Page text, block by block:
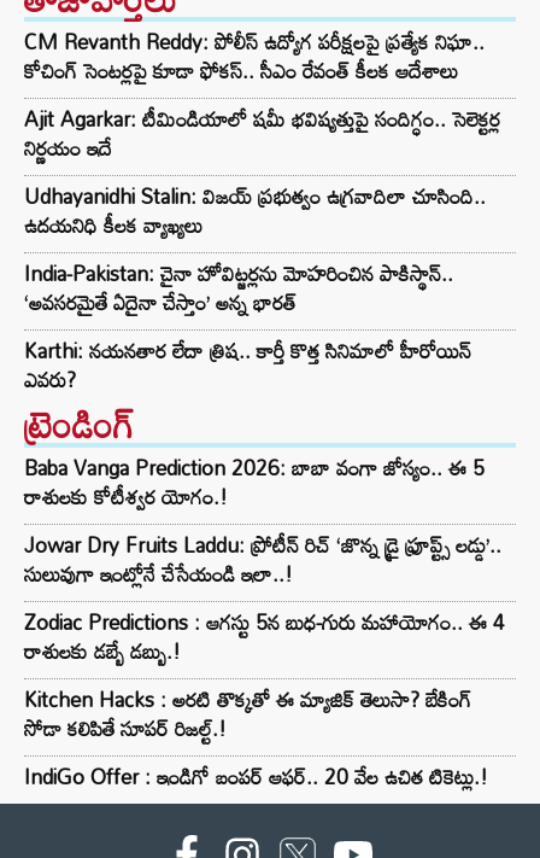
CM Revanth Reddy: పోలీస్ ఉద్యోగ పరీక్షలపై ప్రత్యేక నిఘా..
కోచింగ్ సెంటర్లపై కూడా ఫోకస్.. సీఎం రేవంత్ కీలక ఆదేశాలు
Ajit Agarkar: టీమిండియాలో షమీ భవిష్యత్తుపై సందిగ్ధం.. సెలెక్టర్ల
నిర్ణయం ఇదే
Udhayanidhi Stalin: విజయ్ ప్రభుత్వం ఉగ్రవాదిలా చూసింది..
ఉదయనిధి కీలక వ్యాఖ్యలు
India-Pakistan: చైనా హోవిట్జర్లను మోహరించిన పాకిస్థాన్..
‘అవసరమైతే ఏదైనా చేస్తాం’ అన్న భారత్
Karthi: నయనతార లేదా త్రిష.. కార్తీ కొత్త సినిమాలో హీరోయిన్
ఎవరు?
ట్రెండింగ్‌
Baba Vanga Prediction 2026: బాబా వంగా జోస్యం.. ఈ 5
రాశులకు కోటీశ్వర యోగం.!
Jowar Dry Fruits Laddu: ప్రోటీన్ రిచ్ ‘జొన్న డ్రై ఫ్రూప్ట్స్ లడ్డు’..
సులువుగా ఇంట్లోనే చేసేయండి ఇలా..!
Zodiac Predictions : ఆగస్టు 5న బుధ-గురు మహాయోగం.. ఈ 4
రాశులకు డబ్బే డబ్బు.!
Kitchen Hacks : అరటి తొక్కతో ఈ మ్యాజిక్ తెలుసా? బేకింగ్
సోడా కలిపితే సూపర్ రిజల్ట్.!
IndiGo Offer : ఇండిగో బంపర్ ఆఫర్.. 20 వేల ఉచిత టికెట్లు.!